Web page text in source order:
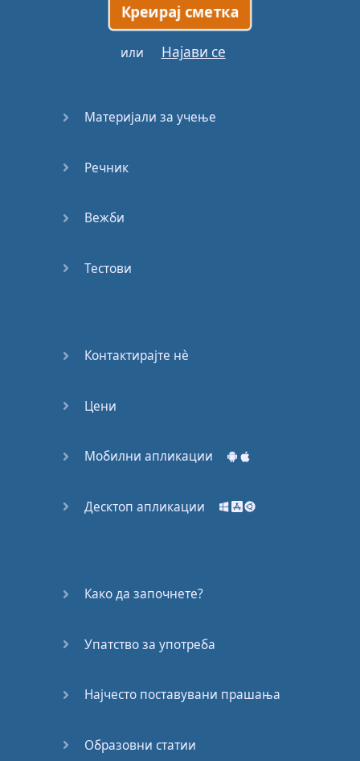
Креирај сметка
или Најави се
Материјали за учење
Речник
Вежби
Тестови
Контактирајте нѐ
Цени
Мобилни апликации
Десктоп апликации
Како да започнете?
Упатство за употреба
Најчесто поставувани прашања
Образовни статии